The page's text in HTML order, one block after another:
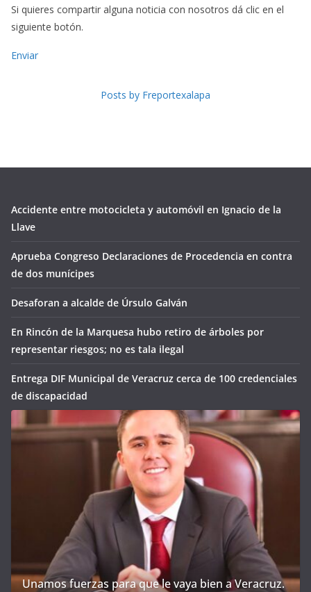
Si quieres compartir alguna noticia con nosotros dá clic en el
siguiente botón.
Enviar
Posts by Freportexalapa
Accidente entre motocicleta y automóvil en Ignacio de la
Llave
Aprueba Congreso Declaraciones de Procedencia en contra
de dos munícipes
Desaforan a alcalde de Úrsulo Galván
En Rincón de la Marquesa hubo retiro de árboles por
representar riesgos; no es tala ilegal
Entrega DIF Municipal de Veracruz cerca de 100 credenciales
de discapacidad
Unamos fuerzas para que le vaya bien a Veracruz.